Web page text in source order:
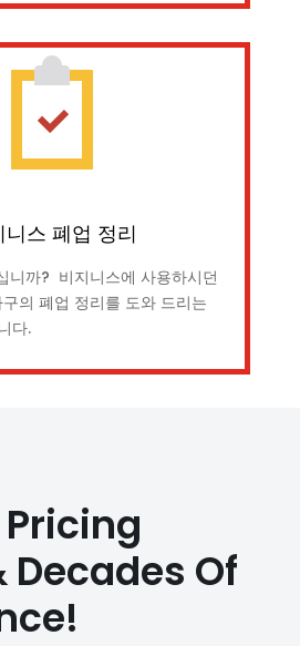
니스 폐업 정리
니까? 비지니스에 사용하시던
의 폐업 정리를 도와 드리는
다.
Decades Of